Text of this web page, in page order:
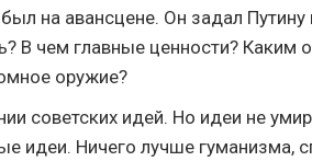
на авансцене. Он задал
В чем главные ценности? Каким
оружие?
советских идей. Но идеи не
идеи. Ничего лучше гуманизма,